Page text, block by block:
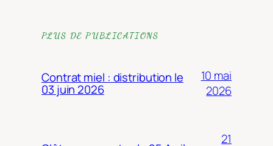
PLUS DE PUBLICATIONS
Contrat miel : distribution le
03 juin 2026
10 mai
2026
21